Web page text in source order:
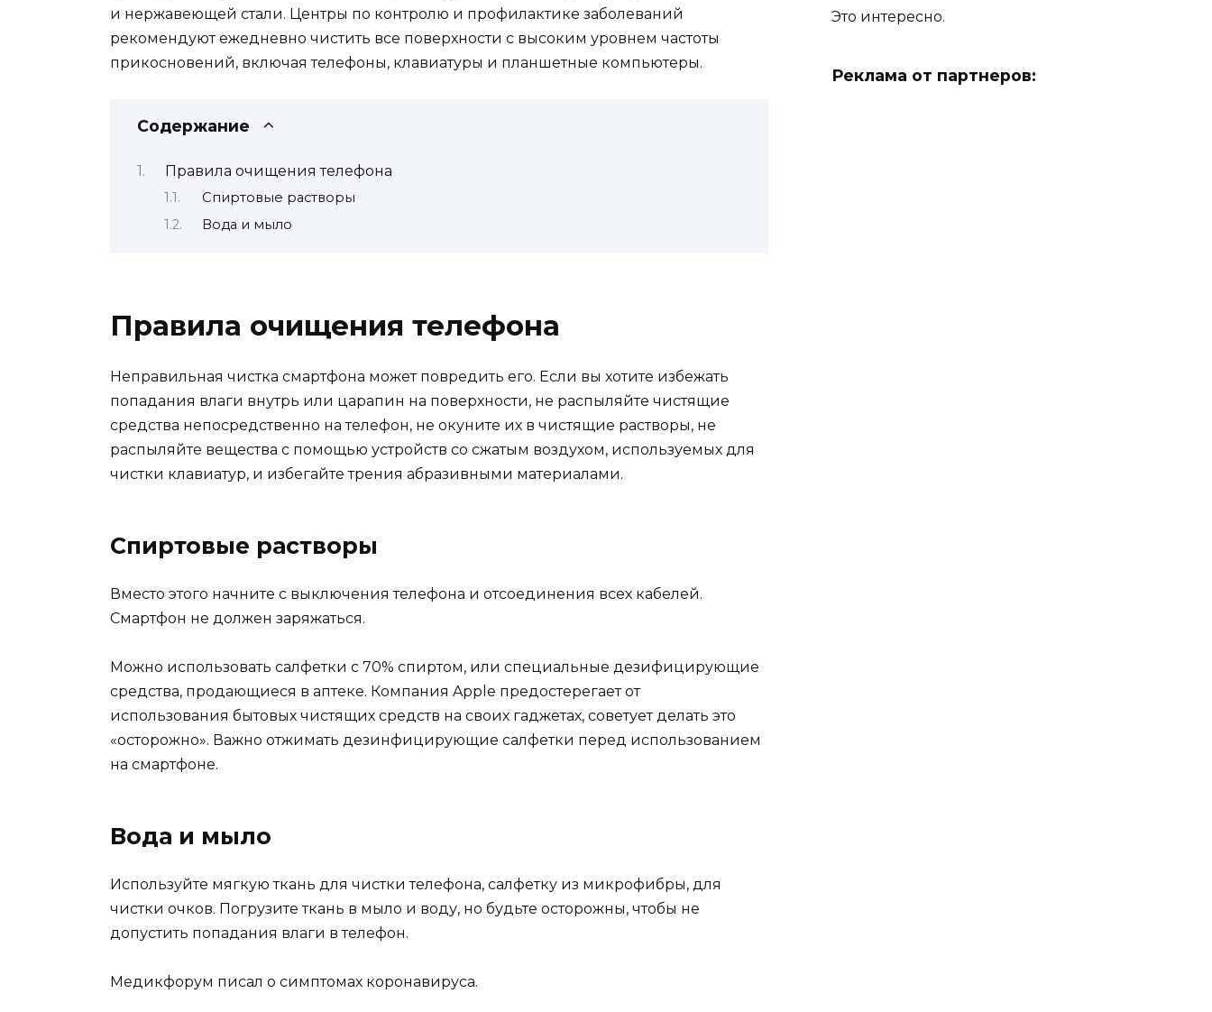
и нержавеющей стали. Центры по контролю и профилактике заболеваний
рекомендуют ежедневно чистить все поверхности с высоким уровнем частоты
прикосновений, включая телефоны, клавиатуры и планшетные компьютеры.
Содержание
Правила очищения телефона
Спиртовые растворы
Вода и мыло
Правила очищения телефона
Неправильная чистка смартфона может повредить его. Если вы хотите избежать
попадания влаги внутрь или царапин на поверхности, не распыляйте чистящие
средства непосредственно на телефон, не окуните их в чистящие растворы, не
распыляйте вещества с помощью устройств со сжатым воздухом, используемых для
чистки клавиатур, и избегайте трения абразивными материалами.
Спиртовые растворы
Вместо этого начните с выключения телефона и отсоединения всех кабелей.
Смартфон не должен заряжаться.
Можно использовать салфетки с 70% спиртом, или специальные дезифицирующие
средства, продающиеся в аптеке. Компания Apple предостерегает от
использования бытовых чистящих средств на своих гаджетах, советует делать это
«осторожно». Важно отжимать дезинфицирующие салфетки перед использованием
на смартфоне.
Вода и мыло
Используйте мягкую ткань для чистки телефона, салфетку из микрофибры, для
чистки очков. Погрузите ткань в мыло и воду, но будьте осторожны, чтобы не
допустить попадания влаги в телефон.
Медикфорум писал о симптомах коронавируса.
Это интересно.
Реклама от партнеров: